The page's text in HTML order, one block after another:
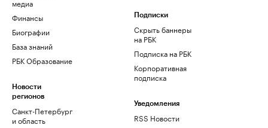
медиа
Финансы
Биографии
База знаний
РБК Образование
Новости
регионов
Санкт-Петербург
и область
Подписки
Скрыть баннеры
на РБК
Подписка на РБК
Корпоративная
подписка
Уведомления
RSS Новости